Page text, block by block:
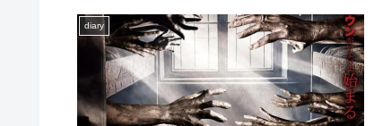
diary